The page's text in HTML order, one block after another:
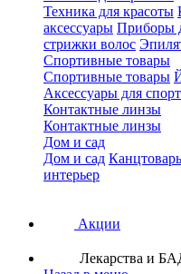
Техника для красоты
аксессуары Приборы
стрижки волос
Спортивные товары
Спортивные товары
Аксессуары для
Контактные линзы
Контактные линзы
Дом и сад
Дом и сад
интерьер
Акции
Лекарства и